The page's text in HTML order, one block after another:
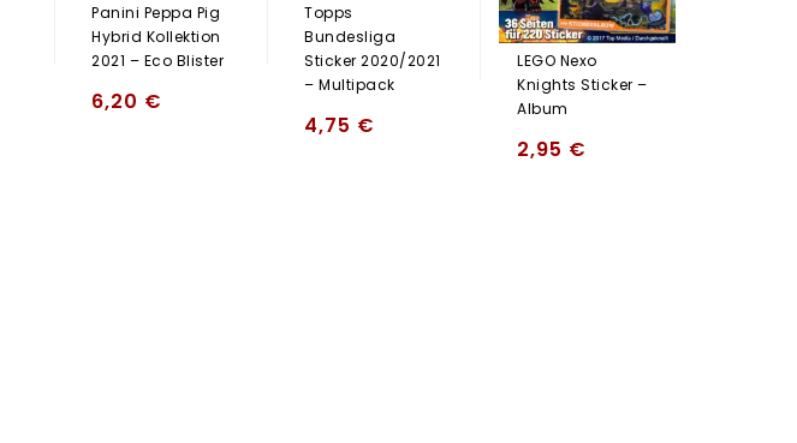
Panini Peppa Pig
Hybrid Kollektion
2021 – Eco Blister
6,20 €
Topps
Bundesliga
Sticker 2020/2021
– Multipack
4,75 €
LEGO Nexo
Knights Sticker –
Album
2,95 €